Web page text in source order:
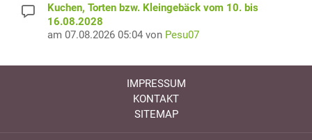
Kuchen, Torten bzw. Kleingebäck vom 10. bis
16.08.2028
am 07.08.2026 05:04 von Pesu07
IMPRESSUM
KONTAKT
SITEMAP